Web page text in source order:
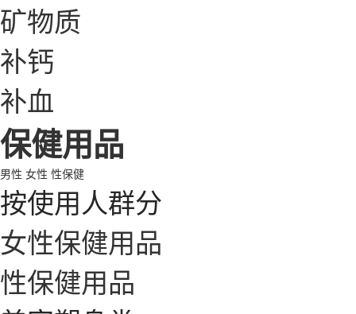
矿物质
补钙
补血
保健用品
男性 女性 性保健
按使用人群分
女性保健用品
性保健用品